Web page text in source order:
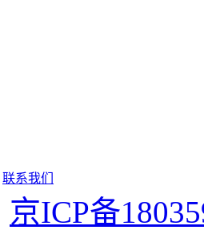
联系我们
京ICP备